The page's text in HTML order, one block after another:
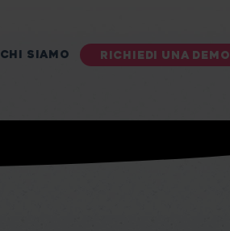
RICHIEDI UNA DEMO
CHI SIAMO